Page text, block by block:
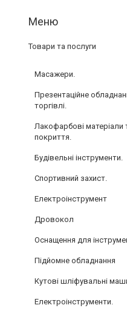
Товари та послуги
Масажери.
Презентаційне
торгівлі.
Лакофарбові матеріали
покриття.
Будівельні інструменти.
Спортивний захист.
Електроінструмент
Дровокол
Оснащення для
Підйомне обладнання
Кутові шліфувальні
Електроінструменти.